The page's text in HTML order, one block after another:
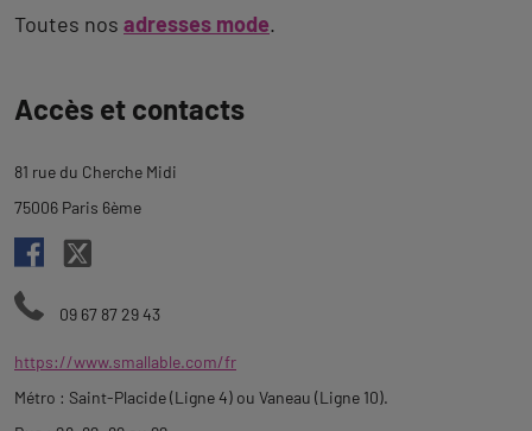
Toutes nos adresses mode.
àAccès et contacts
81 rue du Cherche Midi
75006 Paris 6ème
09 67 87 29 43
https://www.smallable.com/fr
Métro : Saint-Placide (Ligne 4) ou Vaneau (Ligne 10).